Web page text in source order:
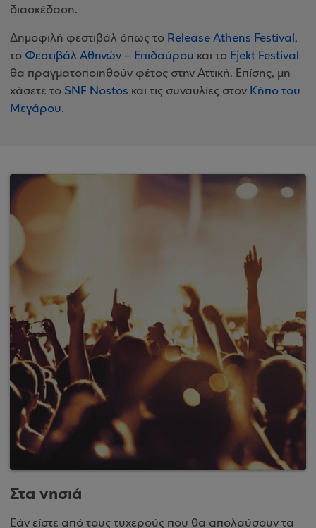
διασκέδαση.
Δημοφιλή φεστιβάλ όπως το Release Athens Festival,
το Φεστιβάλ Αθηνών – Επιδαύρου και το Ejekt Festival
θα πραγματοποιηθούν φέτος στην Αττική. Επίσης, μη
χάσετε το SNF Nostos και τις συναυλίες στον Κήπο του
Μεγάρου.
Στα νησιά
Εάν είστε από τους τυχερούς που θα απολαύσουν τα